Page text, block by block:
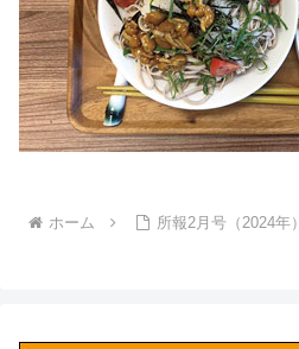
ホーム 所報2月号（2024年）